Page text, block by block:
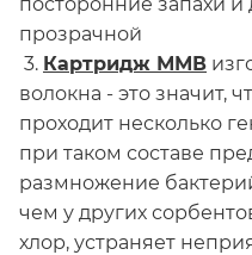
прозрачной
3. Картридж ММВ
волокна - это значит,
проходит несколько
при таком составе
размножение
чем у других
хлор, устраняет